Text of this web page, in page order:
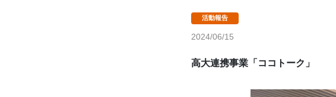
2024/06/15
高大連携事業「ココトーク」